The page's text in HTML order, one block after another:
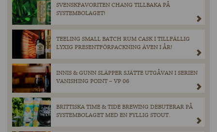
SVENSKFAVORITEN CHANG TILLBAKA PÅ
SYSTEMBOLAGET!
TEELING SMALL BATCH RUM CASK I TILLFÄLLIG
LYXIG PRESENTFÖRPACKNING ÄVEN I ÅR!
INNIS & GUNN SLÄPPER SJÄTTE UTGÅVAN I SERIEN
VANISHING POINT – VP 06
BRITTISKA TIME & TIDE BREWING DEBUTERAR PÅ
SYSTEMBOLAGET MED EN FYLLIG STOUT.